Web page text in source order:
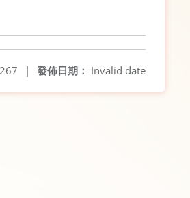
發佈日期： Invalid date
267 |